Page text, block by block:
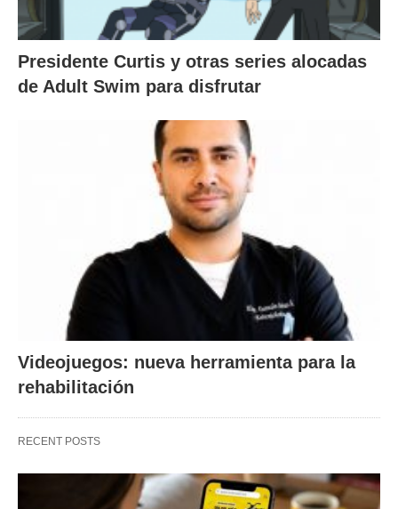
Presidente Curtis y otras series alocadas
de Adult Swim para disfrutar
Videojuegos: nueva herramienta para la
rehabilitación
RECENT POSTS